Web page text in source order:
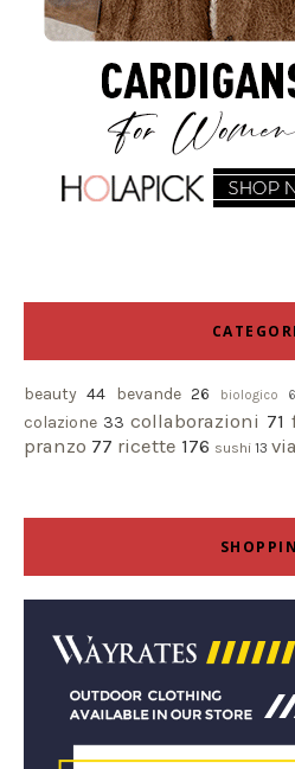
beauty 44 bevande 26 biologico 6
colazione 33 collaborazioni 71
pranzo 77 ricette 176 sushi 13